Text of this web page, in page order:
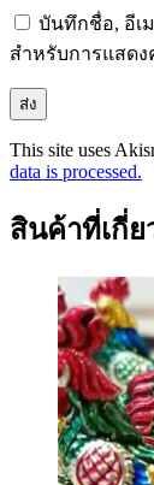
บันทึกชื่อ, อีเ
สำหรับการแสดง
This site uses
data is processed.
สินค้าที่เกี่ย